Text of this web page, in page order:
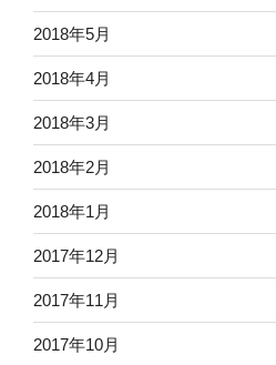
2018年5月
2018年4月
2018年3月
2018年2月
2018年1月
2017年12月
2017年11月
2017年10月